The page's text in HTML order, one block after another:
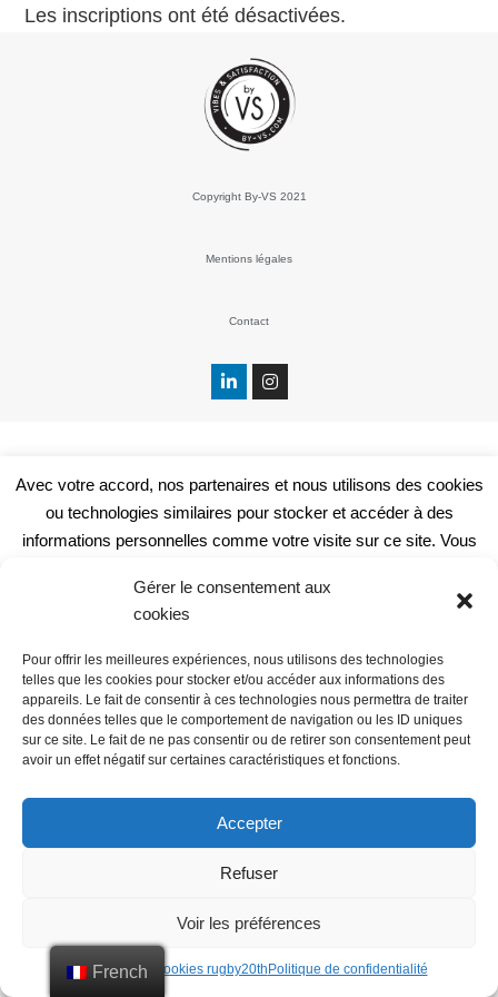
Gérer le consentement aux
cookies
Pour offrir les meilleures expériences, nous utilisons des technologies
telles que les cookies pour stocker et/ou accéder aux informations des
appareils. Le fait de consentir à ces technologies nous permettra de traiter
des données telles que le comportement de navigation ou les ID uniques
sur ce site. Le fait de ne pas consentir ou de retirer son consentement peut
avoir un effet négatif sur certaines caractéristiques et fonctions.
Accepter
Refuser
Voir les préférences
Paramètre de cookies rugby20th Politique de confidentialité
Les inscriptions ont été désactivées.
Copyright By-VS 2021
Mentions légales
Contact
Avec votre accord, nos partenaires et nous utilisons des cookies
ou technologies similaires pour stocker et accéder à des
informations personnelles comme votre visite sur ce site. Vous
traitements basés sur l'intérêt légitime à tout moment en cliquant
sur "paramètre de cookies" ou dans notre « politique de
confidentialité » https://www.by-vs.com/cgv/ sur ce site.
Certains de ces cookies sont strictement nécessaires au bon
fonctionnement du site. D'autres sont utilisés notamment pour:
Améliorer votre expérience utilisateur, en personnalisant vos
fonctionnalités et en se souvenant de vos choix.
comprenant comment vous arrivez sur notre site.
Proposer des offres et services personnalisés et en suivre les
performances.
vous permettre de visualiser du contenu hébergé sur un site
externe
J'accepte Rejeter En savoir plus
French